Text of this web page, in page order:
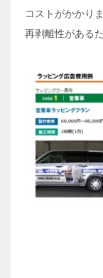
コストがかかり
再剥離性がある